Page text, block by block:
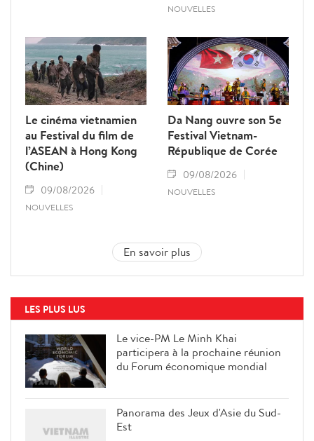
NOUVELLES
Le cinéma vietnamien
au Festival du film de
l’ASEAN à Hong Kong
(Chine)
09/08/2026
NOUVELLES
Da Nang ouvre son 5e
Festival Vietnam-
République de Corée
09/08/2026
NOUVELLES
En savoir plus
LES PLUS LUS
Le vice-PM Le Minh Khai
participera à la prochaine réunion
du Forum économique mondial
Panorama des Jeux d'Asie du Sud-
Est